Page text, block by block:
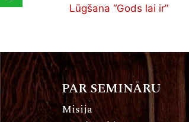
Lūgšana “Gods lai ir”
PAR SEMINĀRU
Misija